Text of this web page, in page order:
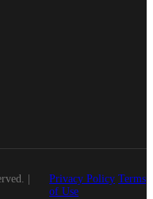
|
Privacy Policy Terms
of Use